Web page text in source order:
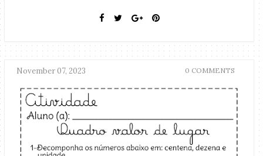
November 07, 2023 0 COMMENTS